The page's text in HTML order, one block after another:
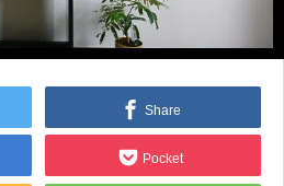
Share
Pocket